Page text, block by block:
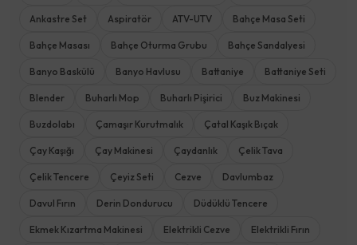
Ankastre Set Aspiratör ATV-UTV Bahçe Masa Seti
Bahçe Masası Bahçe Oturma Grubu Bahçe Sandalyesi
Banyo Baskülü Banyo Havlusu Battaniye Battaniye Seti
Blender Buharlı Mop Buharlı Pişirici Buz Makinesi
Buzdolabı Çamaşır Kurutmalık Çatal Kaşık Bıçak
Çay Kaşığı Çay Makinesi Çaydanlık Çelik Tava
Çelik Tencere Çeyiz Seti Cezve Davlumbaz
Davul Fırın Derin Dondurucu Düdüklü Tencere
Ekmek Kızartma Makinesi Elektrikli Cezve Elektrikli Fırın